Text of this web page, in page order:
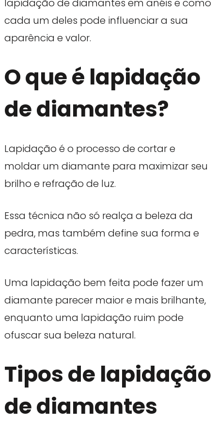
lapidação de diamantes em anéis e como
cada um deles pode influenciar a sua
aparência e valor.
O que é lapidação
de diamantes?
Lapidação é o processo de cortar e
moldar um diamante para maximizar seu
brilho e refração de luz.
Essa técnica não só realça a beleza da
pedra, mas também define sua forma e
características.
Uma lapidação bem feita pode fazer um
diamante parecer maior e mais brilhante,
enquanto uma lapidação ruim pode
ofuscar sua beleza natural.
Tipos de lapidação
de diamantes